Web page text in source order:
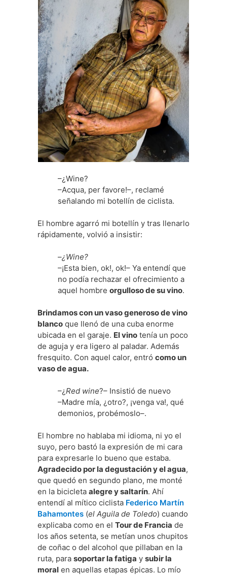
–¿Wine?
–Acqua, per favore!–, reclamé
señalando mi botellín de ciclista.
El hombre agarró mi botellín y tras llenarlo
rápidamente, volvió a insistir:
–¿Wine?
–¡Esta bien, ok!, ok!– Ya entendí que
no podía rechazar el ofrecimiento a
aquel hombre orgulloso de su vino.
Brindamos con un vaso generoso de vino
blanco que llenó de una cuba enorme
ubicada en el garaje. El vino tenía un poco
de aguja y era ligero al paladar. Además
fresquito. Con aquel calor, entró como un
vaso de agua.
–¿Red wine?– Insistió de nuevo
–Madre mía, ¿otro?, ¡venga va!, qué
demonios, probémoslo–.
El hombre no hablaba mi idioma, ni yo el
suyo, pero bastó la expresión de mi cara
para expresarle lo bueno que estaba.
Agradecido por la degustación y el agua,
que quedó en segundo plano, me monté
en la bicicleta alegre y saltarín. Ahí
entendí al mítico ciclista Federico Martín
Bahamontes (el Aguila de Toledo) cuando
explicaba como en el Tour de Francia de
los años setenta, se metían unos chupitos
de coñac o del alcohol que pillaban en la
ruta, para soportar la fatiga y subir la
moral en aquellas etapas épicas. Lo mío